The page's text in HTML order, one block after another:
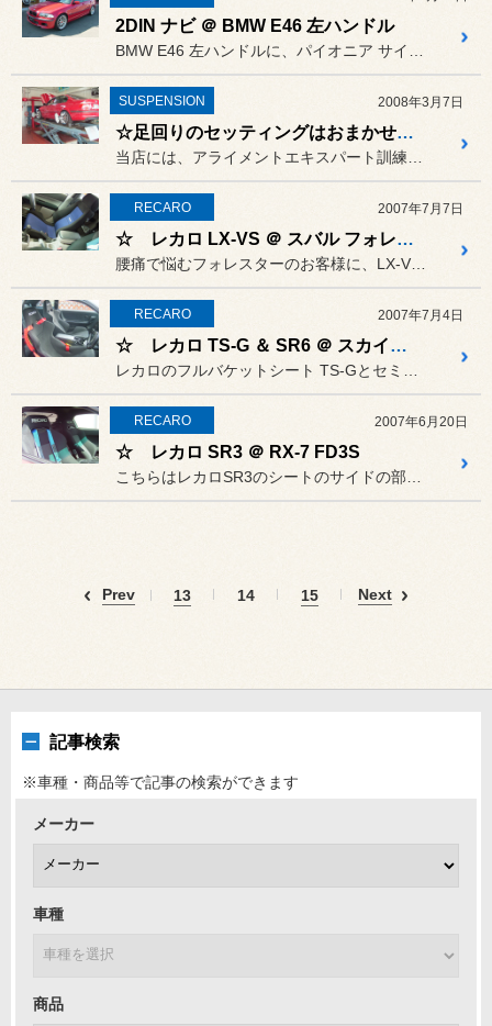
2DIN ナビ ＠ BMW E46 左ハンドル
SUSPENSION 2008年3月7日
☆足回りのセッティングはおまかせ☆☆
RECARO 2007年7月7日
☆ レカロ LX-VS ＠ スバル フォレスター
RECARO 2007年7月4日
☆ レカロ TS-G ＆ SR6 ＠ スカイライン ER33
RECARO 2007年6月20日
☆ レカロ SR3 ＠ RX-7 FD3S
Prev 13 14 15 Next
記事検索
※車種・商品等で記事の検索ができます
メーカー
車種
商品